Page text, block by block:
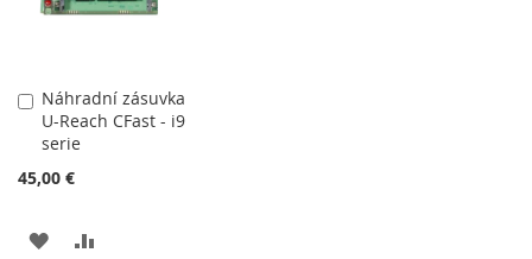
Náhradní zásuvka
U-Reach CFast - i9
serie
45,00 €
Přidat
do
košíku
PŘIDAT